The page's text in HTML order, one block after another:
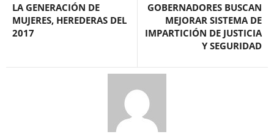
LA GENERACIÓN DE
MUJERES, HEREDERAS DEL
2017
GOBERNADORES BUSCAN
MEJORAR SISTEMA DE
IMPARTICIÓN DE JUSTICIA
Y SEGURIDAD